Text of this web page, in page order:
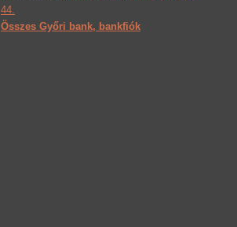
44.
Összes Győri bank, bankfiók